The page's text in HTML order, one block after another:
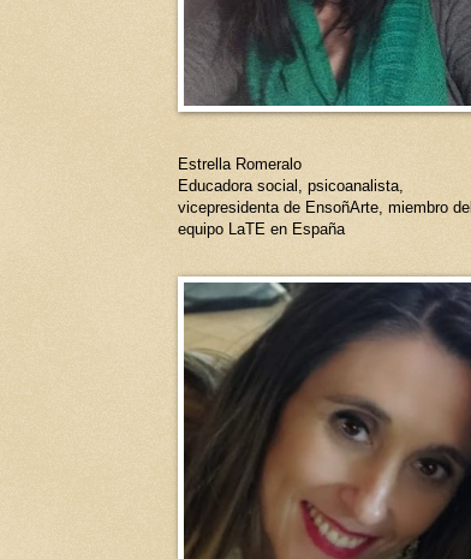
Estrella Romeralo
Educadora social, psicoanalista,
vicepresidenta de EnsoñArte, miembro del
equipo LaTE en España